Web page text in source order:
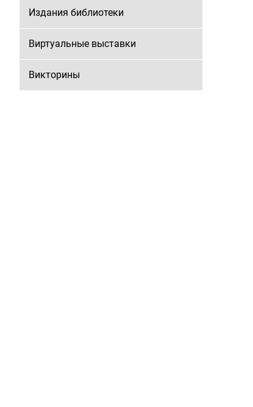
Издания библиотеки
Виртуальные выставки
Викторины